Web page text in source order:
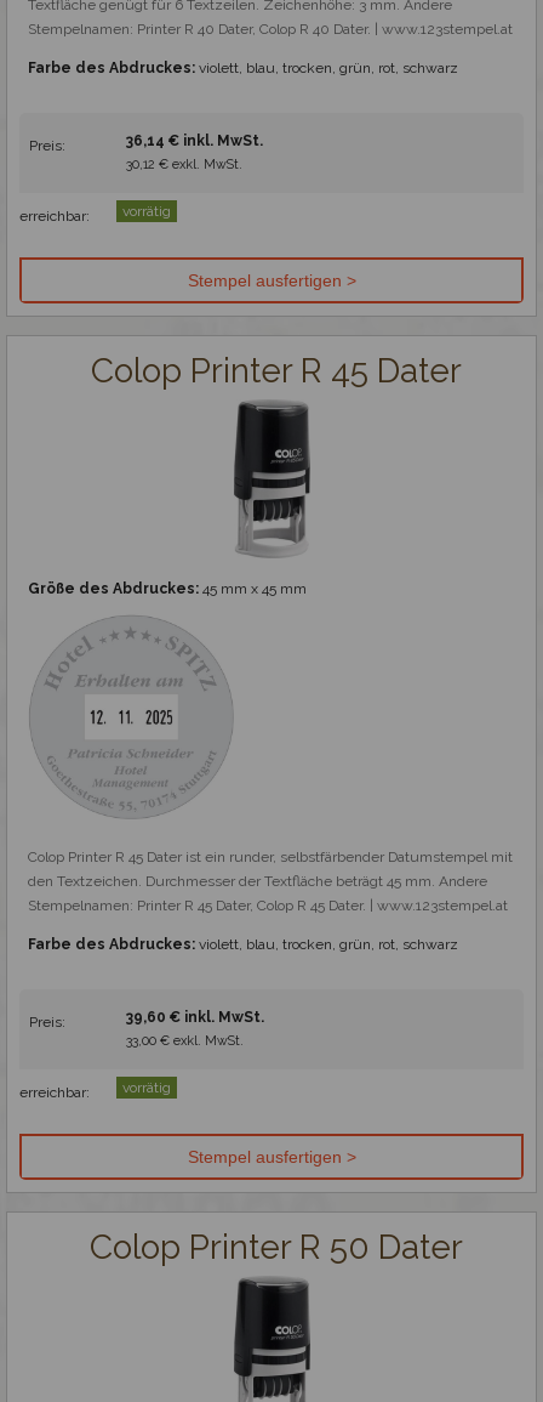
Textfläche genügt für 6 Textzeilen. Zeichenhöhe: 3 mm. Andere
Stempelnamen: Printer R 40 Dater, Colop R 40 Dater. | www.123stempel.at
Farbe des Abdruckes: violett, blau, trocken, grün, rot, schwarz
Preis: 36,14 € inkl. MwSt.
30,12 € exkl. MwSt.
erreichbar: vorrätig
Colop Printer R 45 Dater
Größe des Abdruckes: 45 mm x 45 mm
Colop Printer R 45 Dater ist ein runder, selbstfärbender Datumstempel mit
den Textzeichen. Durchmesser der Textfläche beträgt 45 mm. Andere
Stempelnamen: Printer R 45 Dater, Colop R 45 Dater. | www.123stempel.at
Farbe des Abdruckes: violett, blau, trocken, grün, rot, schwarz
Preis: 39,60 € inkl. MwSt.
33,00 € exkl. MwSt.
erreichbar: vorrätig
Colop Printer R 50 Dater